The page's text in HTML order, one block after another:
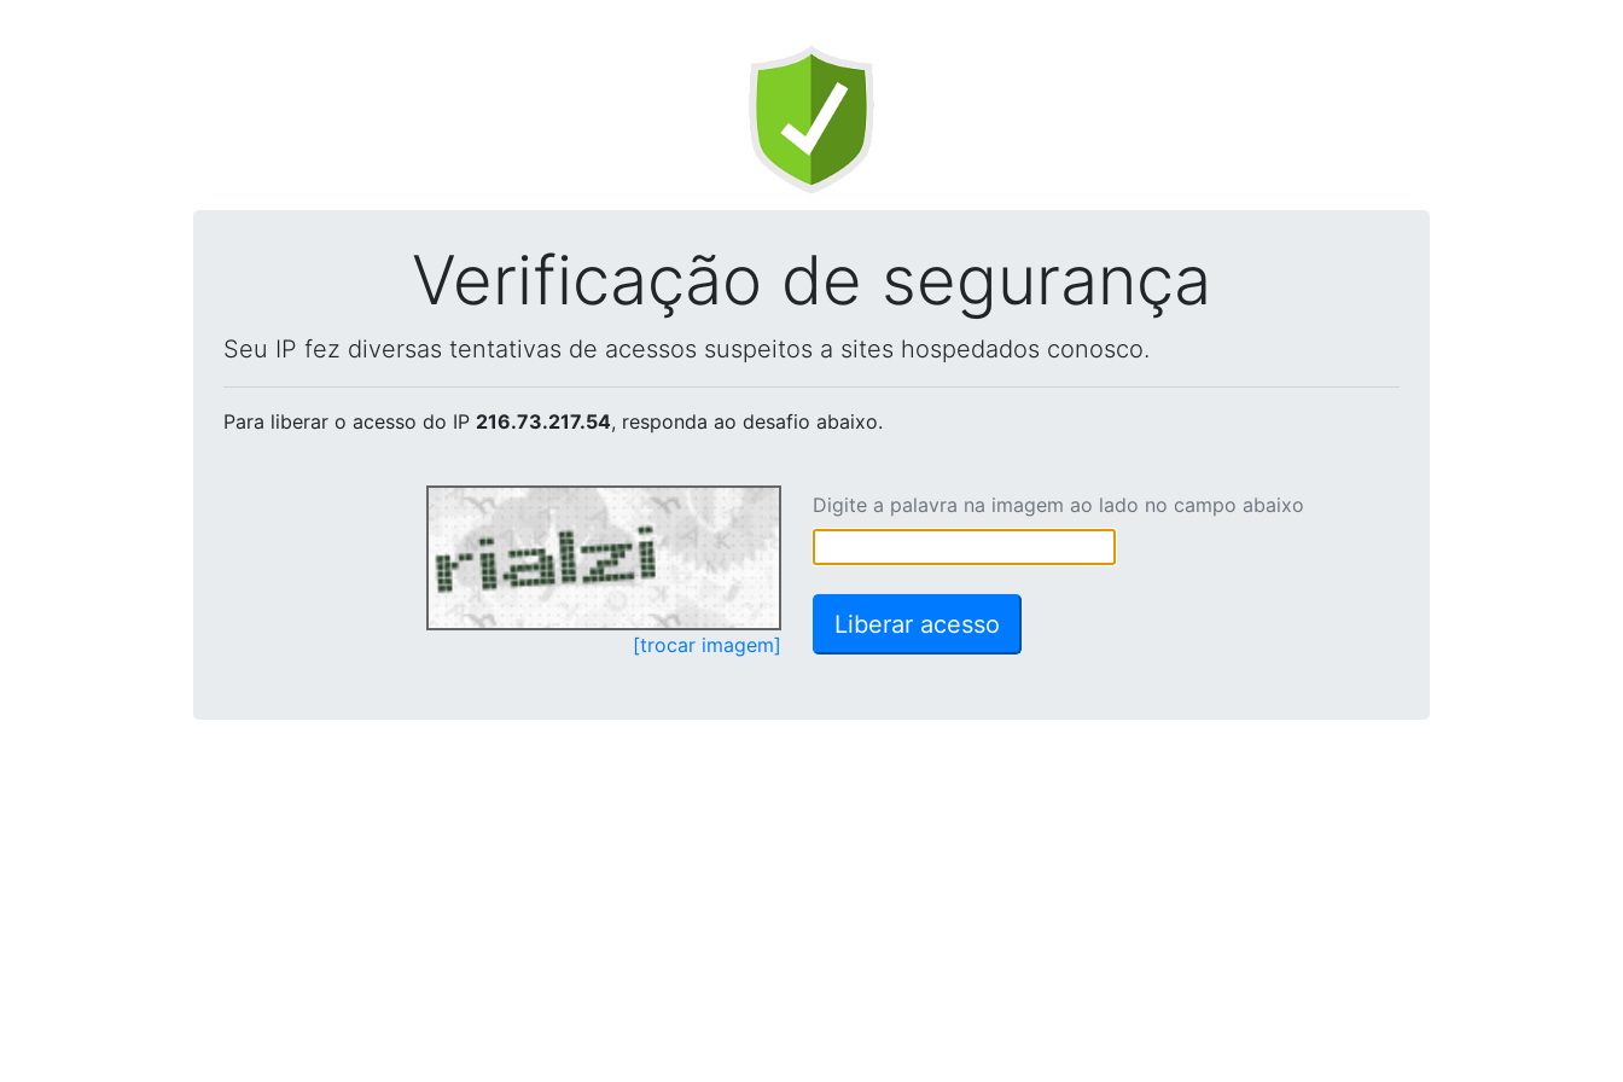
Verificação de segurança
Seu IP fez diversas tentativas de acessos suspeitos a sites hospedados conosco.
Para liberar o acesso do IP 216.73.217.54, responda ao desafio abaixo.
[trocar imagem]
Digite a palavra na imagem ao lado no campo abaixo